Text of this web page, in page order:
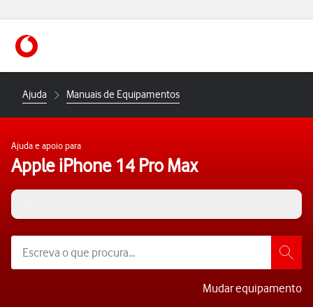
https://www.vodafone.pt
Ajuda Manuais de Equipamentos
Ajuda e apoio para
Apple iPhone 14 Pro Max
Mudar equipamento